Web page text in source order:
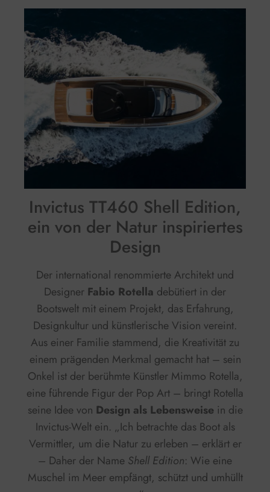
Invictus TT460 Shell Edition,
ein von der Natur inspiriertes
Design
Der international renommierte Architekt und
Designer Fabio Rotella debütiert in der
Bootswelt mit einem Projekt, das Erfahrung,
Designkultur und künstlerische Vision vereint.
Aus einer Familie stammend, die Kreativität zu
einem prägenden Merkmal gemacht hat – sein
Onkel ist der berühmte Künstler Mimmo Rotella,
eine führende Figur der Pop Art – bringt Rotella
seine Idee von Design als Lebensweisein die
Invictus-Welt ein. „Ich betrachte das Boot als
Vermittler, um die Natur zu erleben – erklärt er
– Daher der Name Shell Edition: Wie eine
Muschel im Meer empfängt, schützt und umhüllt